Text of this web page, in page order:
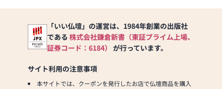
「いい仏壇」の運営は、1984年創業の出版社
である 株式会社鎌倉新書（東証プライム上場、
証券コード：6184） が行っています。
サイト利用の注意事項
本サイトでは、クーポンを発行したお店で仏壇商品を購入